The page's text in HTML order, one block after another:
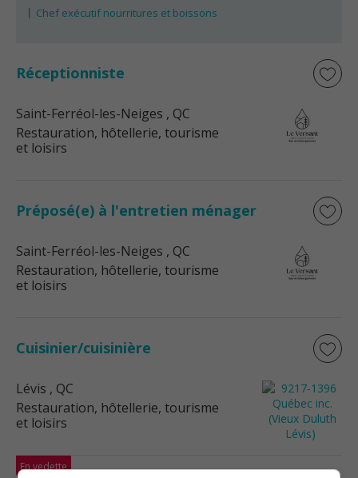
Chef exécutif nourritures et boissons
Réceptionniste
Saint-Ferréol-les-Neiges , QC
Restauration, hôtellerie, tourisme
et loisirs
Préposé(e) à l'entretien ménager
Saint-Ferréol-les-Neiges , QC
Restauration, hôtellerie, tourisme
et loisirs
Cuisinier/cuisinière
Lévis , QC
Restauration, hôtellerie, tourisme
et loisirs
En vedette